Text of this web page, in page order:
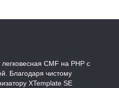
CMF на PHP с
Благодаря чистому
XTemplate SE